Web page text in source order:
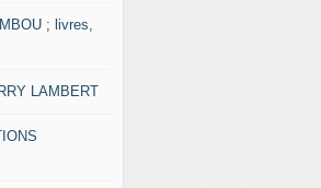
; livres,
LAMBERT